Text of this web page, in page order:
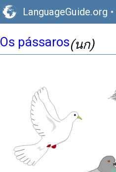
LanguageGuide.org •
Os pássaros(นก)